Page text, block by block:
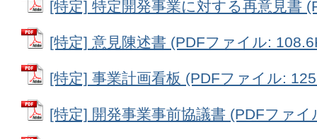
[特定] 特定開発事業に対する再意見書
[特定] 意見陳述書 (PDFファイル:
[特定] 事業計画看板 (PDFファイル:
[特定] 開発事業事前協議書 (PDFファ